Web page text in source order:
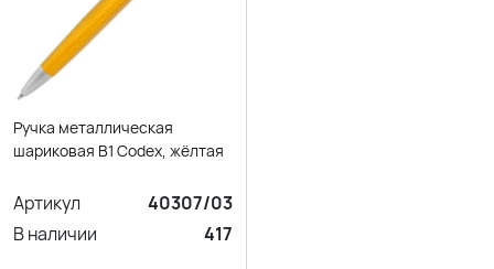
Ручка металлическая
шариковая B1 Codex, жёлтая
Артикул
40307/03
В наличии
417